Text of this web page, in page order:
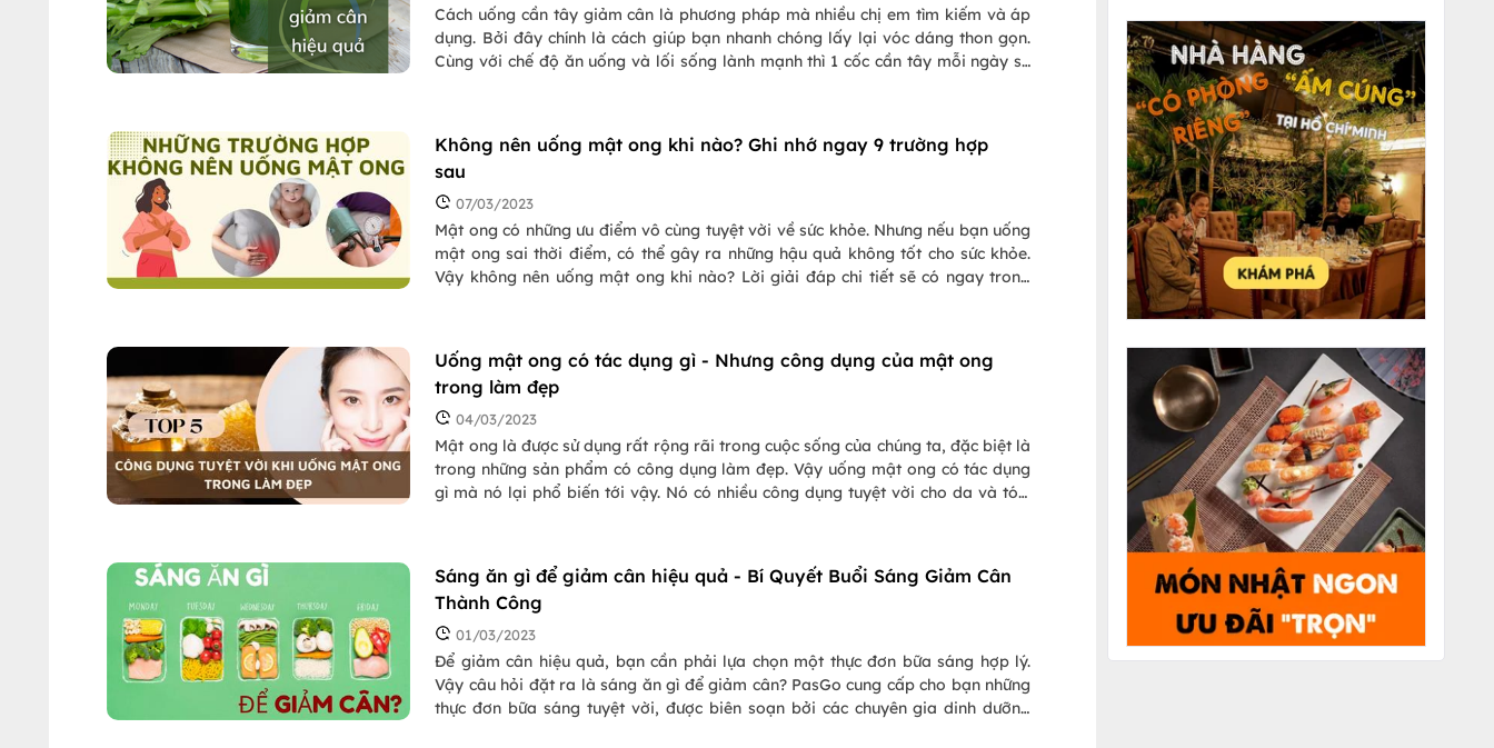
Cách uống cần tây giảm cân là phương pháp mà nhiều chị em tìm kiếm và áp
dụng. Bởi đây chính là cách giúp bạn nhanh chóng lấy lại vóc dáng thon gọn.
Cùng với chế độ ăn uống và lối sống lành mạnh thì 1 cốc cần tây mỗi ngày sẽ
Không nên uống mật ong khi nào? Ghi nhớ ngay 9 trường hợp
sau
07/03/2023
Mật ong có những ưu điểm vô cùng tuyệt vời về sức khỏe. Nhưng nếu bạn uống
mật ong sai thời điểm, có thể gây ra những hậu quả không tốt cho sức khỏe.
Vậy không nên uống mật ong khi nào? Lời giải đáp chi tiết sẽ có ngay trong
Uống mật ong có tác dụng gì - Nhưng công dụng của mật ong
trong làm đẹp
04/03/2023
Mật ong là được sử dụng rất rộng rãi trong cuộc sống của chúng ta, đặc biệt là
trong những sản phẩm có công dụng làm đẹp. Vậy uống mật ong có tác dụng
gì mà nó lại phổ biến tới vậy. Nó có nhiều công dụng tuyệt vời cho da và tóc,
Sáng ăn gì để giảm cân hiệu quả - Bí Quyết Buổi Sáng Giảm Cân
Thành Công
01/03/2023
Để giảm cân hiệu quả, bạn cần phải lựa chọn một thực đơn bữa sáng hợp lý.
Vậy câu hỏi đặt ra là sáng ăn gì để giảm cân? PasGo cung cấp cho bạn những
thực đơn bữa sáng tuyệt vời, được biên soạn bởi các chuyên gia dinh dưỡng